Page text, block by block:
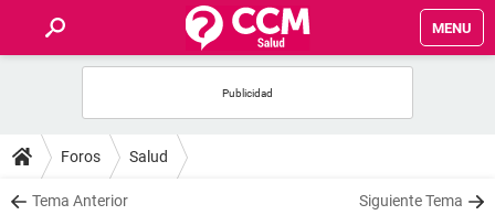
MENU
FOROS
SALUD
Foros Salud
Tema Anterior Siguiente Tema